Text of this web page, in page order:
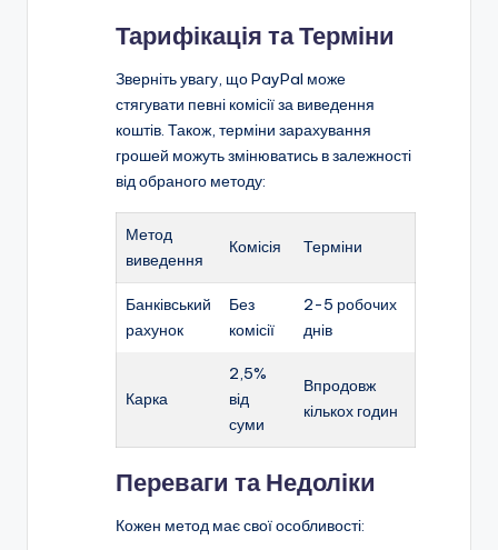
Тарифікація та Терміни
Зверніть увагу, що PayPal може
стягувати певні комісії за виведення
коштів. Також, терміни зарахування
грошей можуть змінюватись в залежності
від обраного методу:
Метод
виведення
Комісія Терміни
Банківський
рахунок
Без
комісії
2-5 робочих
днів
Карка
2,5%
від
суми
Впродовж
кількох годин
Переваги та Недоліки
Кожен метод має свої особливості: